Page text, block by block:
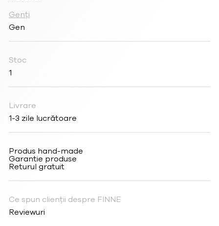
Genți
Gen
Stoc
1
Livrare
1-3 zile lucrătoare
Produs hand-made
Garantie produse
Returul gratuit
Ce spun clienții despre FINNE
Reviewuri